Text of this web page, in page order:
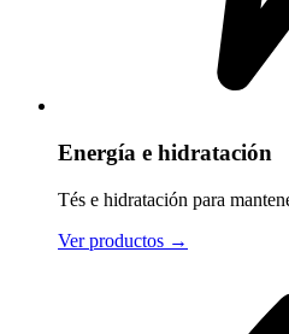
Energía e hidratación
Tés e hidratación para
Ver productos →